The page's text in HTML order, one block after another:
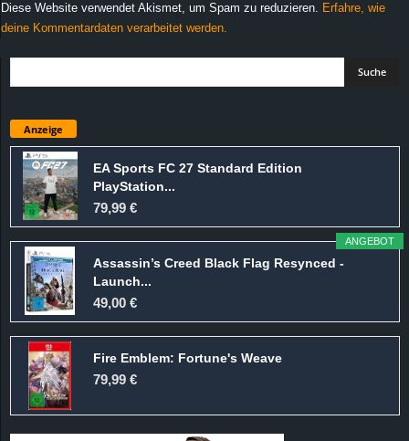
Diese Website verwendet Akismet, um Spam zu reduzieren. Erfahre, wie
deine Kommentardaten verarbeitet werden.
Anzeige
EA Sports FC 27 Standard Edition
PlayStation...
79,99 €
ANGEBOT
Assassin’s Creed Black Flag Resynced -
Launch...
49,00 €
Fire Emblem: Fortune's Weave
79,99 €